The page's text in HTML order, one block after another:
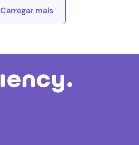
Carregar mais